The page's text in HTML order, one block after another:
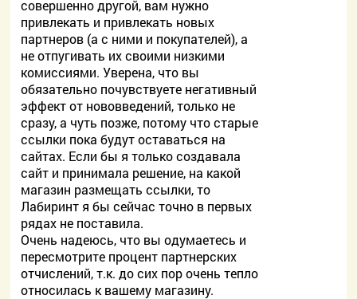
совершенно другой, вам нужно
привлекать и привлекать новых
партнеров (а с ними и покупателей), а
не отпугивать их своими низкими
комиссиями. Уверена, что вы
обязательно почувствуете негативный
эффект от нововведений, только не
сразу, а чуть позже, потому что старые
ссылки пока будут оставаться на
сайтах. Если бы я только создавала
сайт и принимала решение, на какой
магазин размещать ссылки, то
Лабиринт я бы сейчас точно в первых
рядах не поставила.
Очень надеюсь, что вы одумаетесь и
пересмотрите процент партнерских
отчислений, т.к. до сих пор очень тепло
относилась к вашему магазину.